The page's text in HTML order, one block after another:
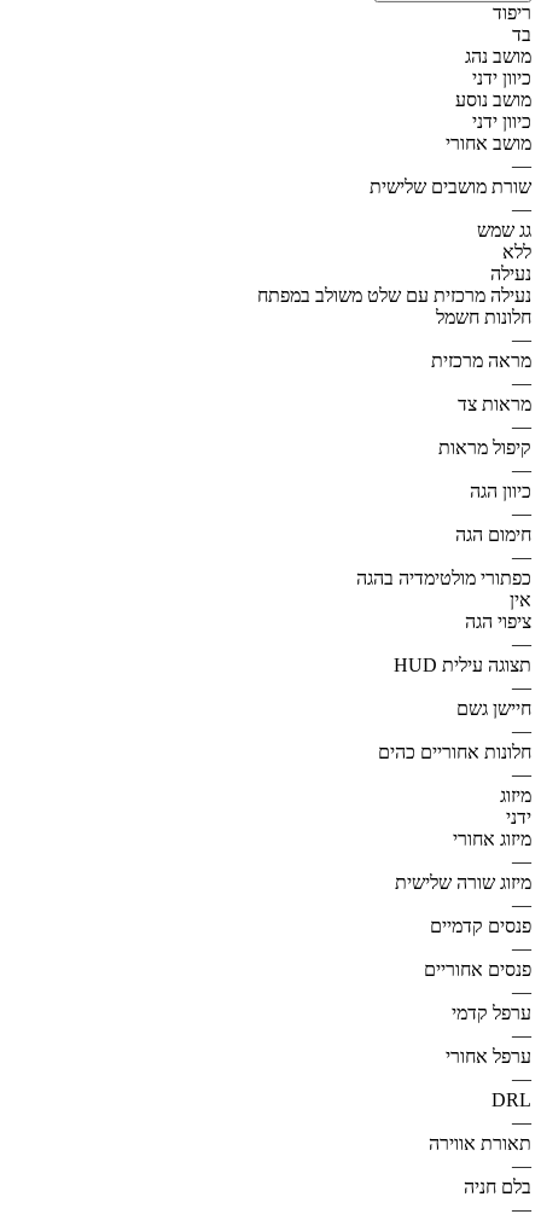
ריפוד
בד
מושב נהג
כיוון ידני
מושב נוסע
כיוון ידני
מושב אחורי
—
שורת מושבים שלישית
—
גג שמש
ללא
נעילה
נעילה מרכזית עם שלט משולב במפתח
חלונות חשמל
—
מראה מרכזית
—
מראות צד
—
קיפול מראות
—
כיוון הגה
—
חימום הגה
—
כפתורי מולטימדיה בהגה
אין
ציפוי הגה
—
תצוגה עילית HUD
—
חיישן גשם
—
חלונות אחוריים כהים
—
מיזוג
ידני
מיזוג אחורי
—
מיזוג שורה שלישית
—
פנסים קדמיים
—
פנסים אחוריים
—
ערפל קדמי
—
ערפל אחורי
—
DRL
—
תאורת אווירה
—
בלם חניה
—